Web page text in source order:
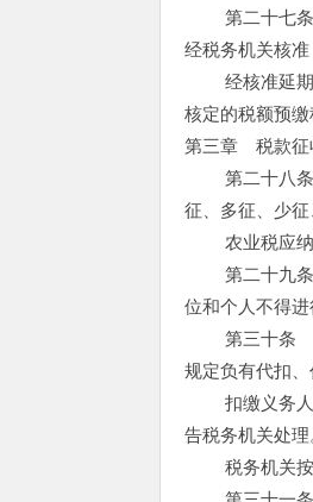
第二十七条
经税务机关核准
经核准延期办
核定的税额预缴
第三章 税款征
第二十八条
征、多征、少征
农业税应纳
第二十九条
位和个人不得进
第三十条 扣
规定负有代扣
扣缴义务人依
告税务机关处理
税务机关按照